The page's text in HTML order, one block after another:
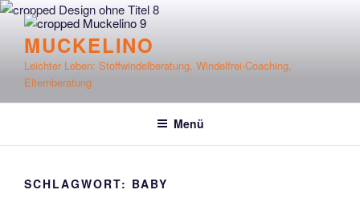
Zum
Inhalt
springenMUCKELINO
Leichter Leben: Stoffwindelberatung, Windelfrei-Coaching,
Elternberatung
Menü
SCHLAGWORT: BABY